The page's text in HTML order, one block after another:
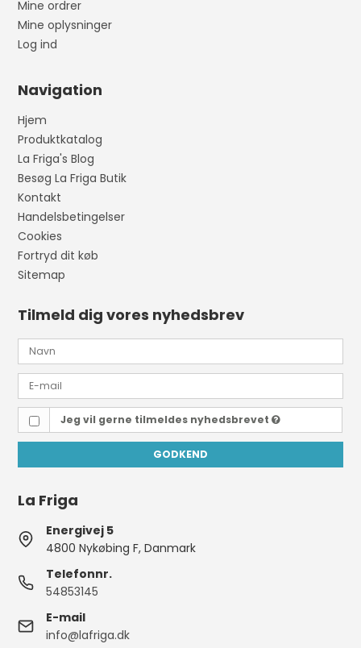
Mine ordrer
Mine oplysninger
Log ind
Navigation
Hjem
Produktkatalog
La Friga's Blog
Besøg La Friga Butik
Kontakt
Handelsbetingelser
Cookies
Fortryd dit køb
Sitemap
Tilmeld dig vores nyhedsbrev
Jeg vil gerne tilmeldes nyhedsbrevet
GODKEND
La Friga
Energivej 5
4800 Nykøbing F, Danmark
Telefonnr.
54853145
E-mail
info@lafriga.dk